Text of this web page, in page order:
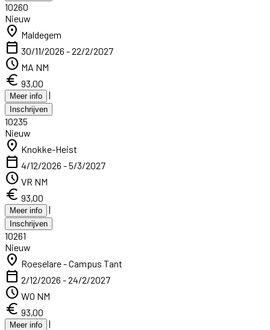
10260
Nieuw
location_on Maldegem
calendar_today 30/11/2026 - 22/2/2027
schedule MA NM
euro 93,00
Meer info |
Inschrijven
10235
Nieuw
location_on Knokke-Heist
calendar_today 4/12/2026 - 5/3/2027
schedule VR NM
euro 93,00
Meer info |
Inschrijven
10261
Nieuw
location_on Roeselare - Campus Tant
calendar_today 2/12/2026 - 24/2/2027
schedule WO NM
euro 93,00
Meer info |